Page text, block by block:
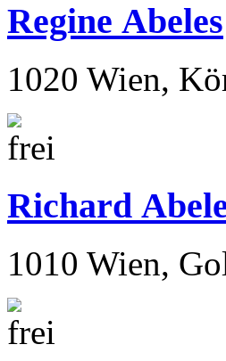
Regine Abeles
1020 Wien,
Richard
1010 Wien,